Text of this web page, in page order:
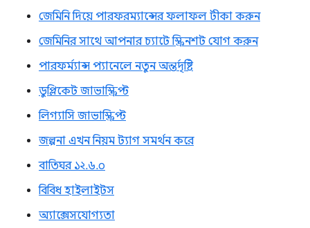
জেমিনি দিয়ে পারফরম্যান্সের ফলাফল টীকা করুন
জেমিনির সাথে আপনার চ্যাটে স্ক্রিনশট যোগ করুন
পারফর্ম্যান্স প্যানেলে নতুন অন্তর্দৃষ্টি
ডুপ্লিকেট জাভাস্ক্রিপ্ট
লিগ্যাসি জাভাস্ক্রিপ্ট
জল্পনা এখন নিয়ম ট্যাগ সমর্থন করে
বাতিঘর ১২.৬.০
বিবিধ হাইলাইটস
অ্যাক্সেসযোগ্যতা